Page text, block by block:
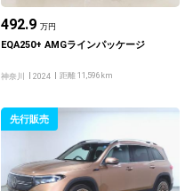
492.9 万円
EQA250+ AMGラインパッケージ
神奈川 2024 距離 11,596km
先行販売